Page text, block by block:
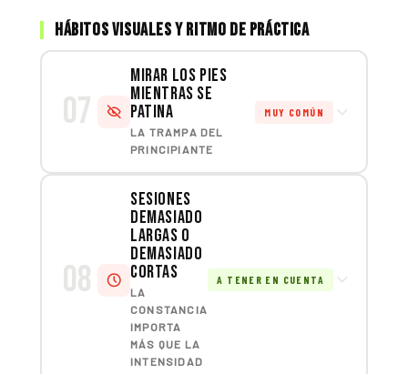
Hábitos visuales y ritmo de práctica
07
Mirar los pies
mientras se
patina
LA TRAMPA DEL
PRINCIPIANTE
MUY COMÚN
08
Sesiones
demasiado
largas o
demasiado
cortas
LA
CONSTANCIA
IMPORTA
MÁS QUE LA
INTENSIDAD
A TENER EN CUENTA